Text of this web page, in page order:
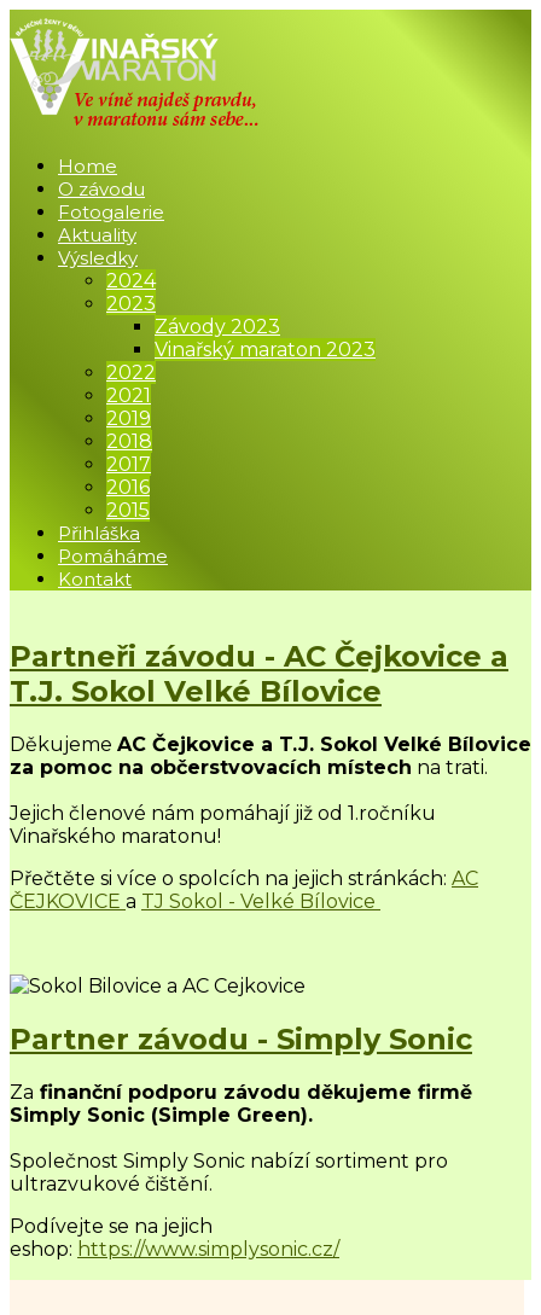
Home
O závodu
Fotogalerie
Aktuality
Výsledky
2024
2023
Závody 2023
Vinařský maraton 2023
2022
2021
2019
2018
2017
2016
2015
Přihláška
Pomáháme
Kontakt
Partneři závodu - AC Čejkovice a
T.J. Sokol Velké Bílovice
Děkujeme AC Čejkovice a T.J. Sokol Velké Bílovice
za pomoc na občerstvovacích místech na trati.
Jejich členové nám pomáhají již od 1.ročníku
Vinařského maratonu!
Přečtěte si více o spolcích na jejich stránkách: AC
ČEJKOVICE a TJ Sokol - Velké Bílovice
Partner závodu - Simply Sonic
Za finanční podporu závodu děkujeme firmě
Simply Sonic (Simple Green).
Společnost Simply Sonic nabízí sortiment pro
ultrazvukové čištění.
Podívejte se na jejich
eshop: https://www.simplysonic.cz/